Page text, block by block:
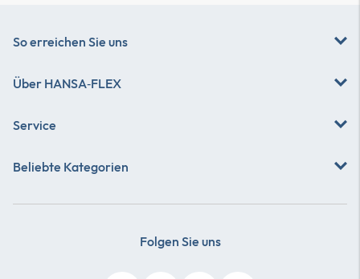
So erreichen Sie uns
Über HANSA‑FLEX
Service
Beliebte Kategorien
Folgen Sie uns